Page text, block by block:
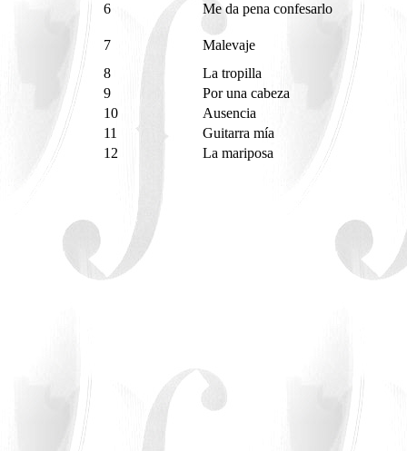
6 Me da pena confesarlo
7
Malevaje
8
La tropilla
9
Por una cabeza
10
Ausencia
11
Guitarra mía
12
La mariposa